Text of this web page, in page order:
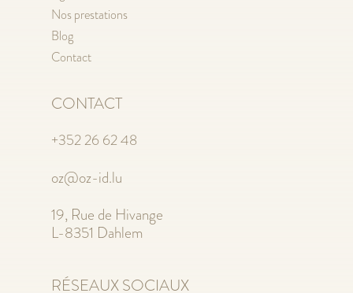
Nos prestations
Blog
Contact
CONTACT
+352 26 62 48
oz@oz-id.lu
19, Rue de Hivange
L-8351 Dahlem
RÉSEAUX SOCIAUX